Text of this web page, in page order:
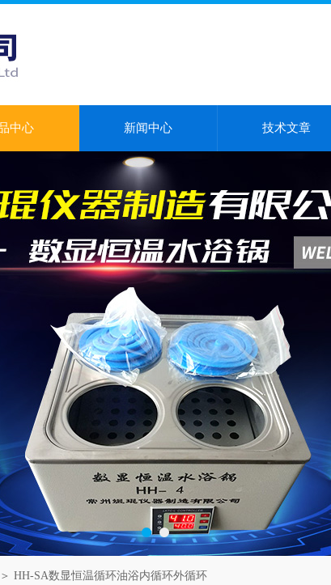
中心 新闻中心 技术文章
＞ HH-SA数显恒温循环油浴内循环外循环